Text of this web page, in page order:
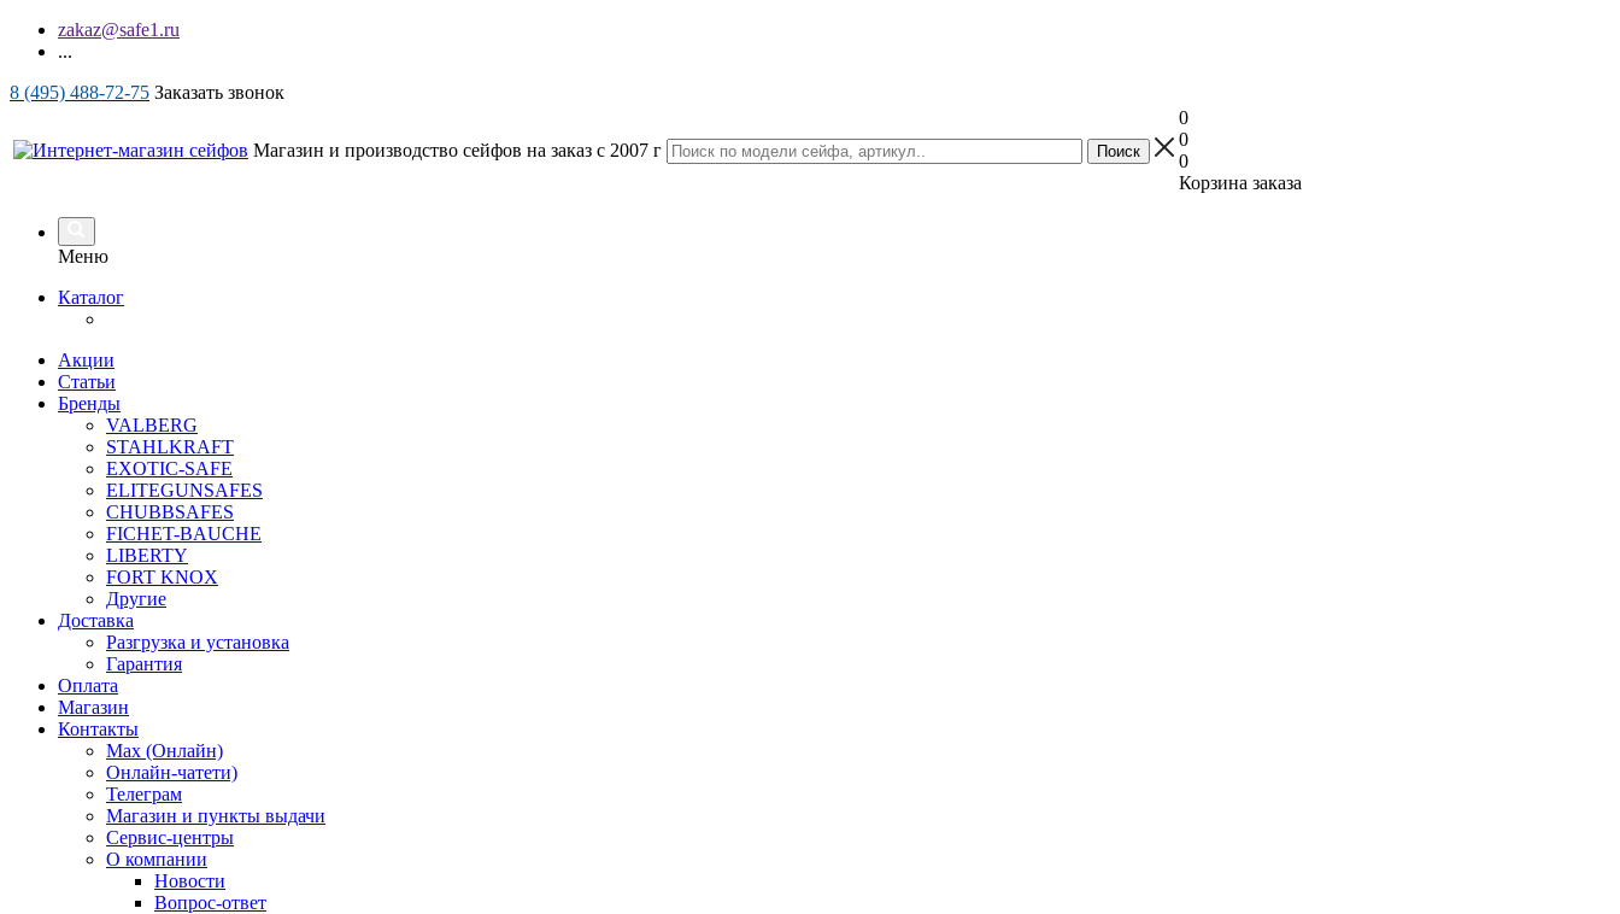
zakaz@safe1.ru
...
8 (495) 488-72-75 Заказать звонок
Магазин и производство сейфов на заказ с 2007 г
0
0
0
Корзина заказа
Меню
Каталог
Акции
Статьи
Бренды
VALBERG
STAHLKRAFT
EXOTIC-SAFE
ELITEGUNSAFES
CHUBBSAFES
FICHET-BAUCHE
LIBERTY
FORT KNOX
Другие
Доставка
Разгрузка и установка
Гарантия
Оплата
Магазин
Контакты
Max (Онлайн)
Онлайн-чатети)
Телеграм
Магазин и пункты выдачи
Сервис-центры
О компании
Новости
Вопрос-ответ